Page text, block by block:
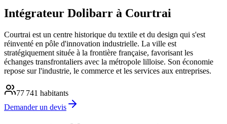
Intégrateur Dolibarr à Courtrai
Courtrai est un centre historique du textile et du design qui s'est
réinventé en pôle d'innovation industrielle. La ville est
stratégiquement située à la frontière française, favorisant les
échanges transfrontaliers avec la métropole lilloise. Son économie
repose sur l'industrie, le commerce et les services aux entreprises.
77 741 habitants
Demander un devis